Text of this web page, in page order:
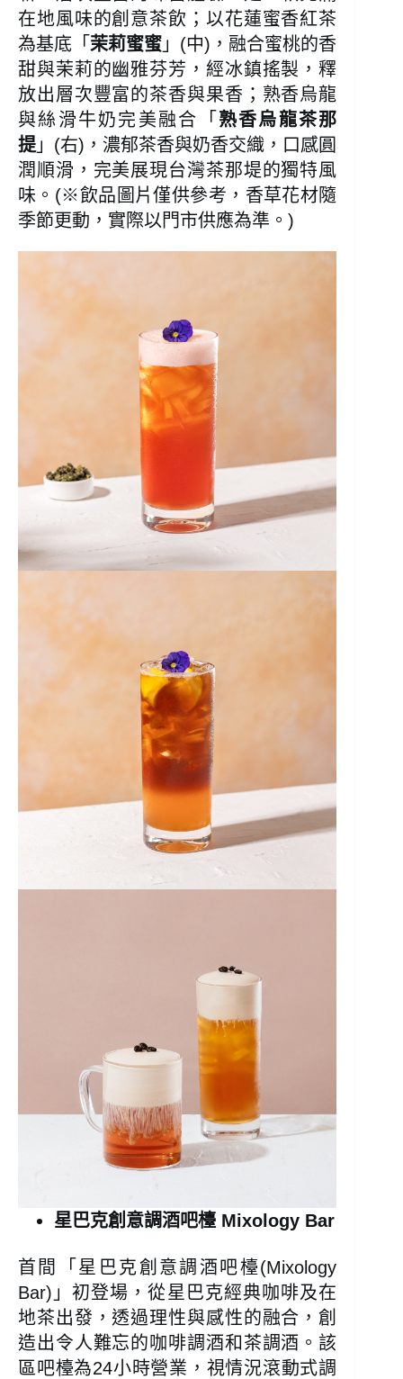
在地風味的創意茶飲；以花蓮蜜香紅茶
為基底「 茉莉蜜蜜 」(中)，融合蜜桃的香
甜與茉莉的幽雅芬芳，經冰鎮搖製，釋
放出層次豐富的茶香與果香；熟香烏龍
與絲滑牛奶完美融合「 熟香烏龍茶那
提 」(右)，濃郁茶香與奶香交織，口感圓
潤順滑，完美展現台灣茶那堤的獨特風
味。(※飲品圖片僅供參考，香草花材隨
季節更動，實際以門市供應為準。)
星巴克創意調酒吧檯 Mixology Bar
首間「星巴克創意調酒吧檯(Mixology
Bar)」初登場，從星巴克經典咖啡及在
地茶出發，透過理性與感性的融合，創
造出令人難忘的咖啡調酒和茶調酒。該
區吧檯為24小時營業，視情況滾動式調